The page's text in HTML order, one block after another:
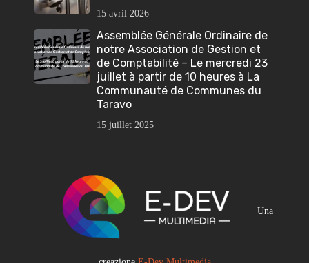
15 avril 2026
Assemblée Générale Ordinaire de
notre Association de Gestion et
de Comptabilité – Le mercredi 23
juillet à partir de 10 heures à La
Communauté de Communes du
Taravo
15 juillet 2025
Una